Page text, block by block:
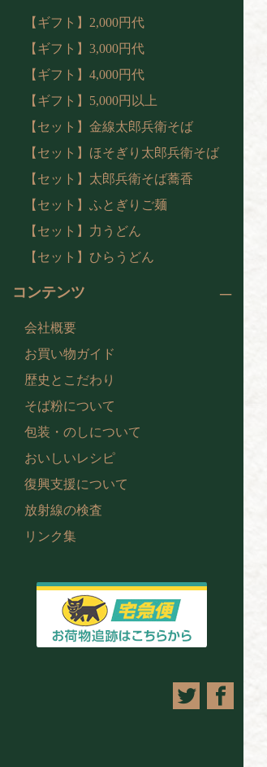
【ギフト】2,000円代
【ギフト】3,000円代
【ギフト】4,000円代
【ギフト】5,000円以上
【セット】金線太郎兵衛そば
【セット】ほそぎり太郎兵衛そば
【セット】太郎兵衛そば蕎香
【セット】ふとぎりご麺
【セット】力うどん
【セット】ひらうどん
コンテンツ
会社概要
お買い物ガイド
歴史とこだわり
そば粉について
包装・のしについて
おいしいレシピ
復興支援について
放射線の検査
リンク集